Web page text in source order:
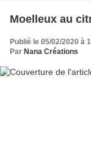
Moelleux au
Publié le 05/02/2020 à
Par Nana Créations